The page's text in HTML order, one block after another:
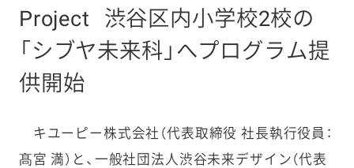
Project
渋谷区内小学校2校の
「シブヤ未来科」へプログラム提
供開始
キユーピー株式会社（代表取締役 社長執行役員：
髙宮 満）と、一般社団法人渋谷未来デザイン（代表